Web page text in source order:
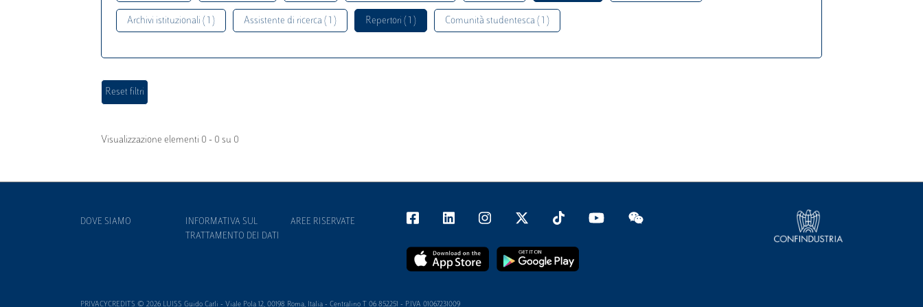
Archivi istituzionali ( 1 ) Assistente di ricerca ( 1 ) Repertori ( 1 ) Comunità studentesca ( 1 )
Visualizzazione elementi 0 - 0 su 0
DOVE SIAMO
INFORMATIVA SUL
TRATTAMENTO DEI DATI
AREE RISERVATE
PRIVACYCREDITS © 2026 LUISS Guido Carli - Viale Pola 12, 00198 Roma, Italia - Centralino T 06 852251 - P.IVA 01067231009